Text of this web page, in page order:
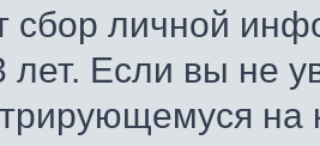
сбор личной
Если вы не